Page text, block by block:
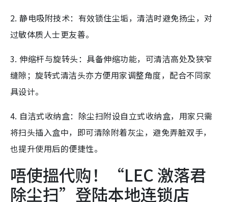
2. 静电吸附技术：有效锁住尘垢，清洁时避免扬尘，对
过敏体质人士更友善。
3. 伸缩杆与旋转头：具备伸缩功能，可清洁高处及狭窄
缝隙；旋转式清洁头亦方便用家调整角度，配合不同家
具设计。
4. 自洁式收纳盒：除尘扫附设自立式收纳盒，用家只需
将扫头插入盒中，即可清除附着灰尘，避免弄脏双手，
也提升使用后的便捷性。
唔使搵代购！“LEC 激落君
除尘扫”登陆本地连锁店